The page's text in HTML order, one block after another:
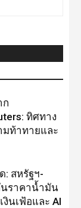
ก
ทิศทาง
มท้าทายและ
: สหรัฐฯ-
นราคาน้ำมัน
นเฟ้อและ AI